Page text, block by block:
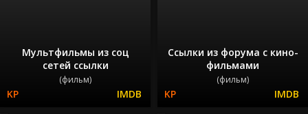
Мультфильмы из соц
сетей ссылки
(фильм)
Ссылки из форума с кино-
фильмами
(фильм)